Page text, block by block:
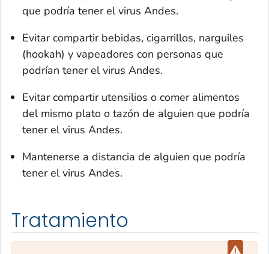
que podría tener el virus Andes.
Evitar compartir bebidas, cigarrillos, narguiles
(hookah) y vapeadores con personas que
podrían tener el virus Andes.
Evitar compartir utensilios o comer alimentos
del mismo plato o tazón de alguien que podría
tener el virus Andes.
Mantenerse a distancia de alguien que podría
tener el virus Andes.
Tratamiento